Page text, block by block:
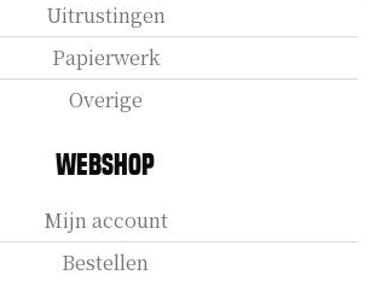
Uitrustingen
Papierwerk
Overige
Webshop
Mijn account
Bestellen